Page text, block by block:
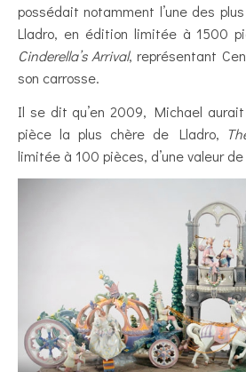
possédait notamment l’une des
Lladro, en édition limitée à 1500
Cinderella’s Arrival, représentant
son carrosse.
Il se dit qu’en 2009, Michael
pièce la plus chère de Lladro,
limitée à 100 pièces, d’une valeur